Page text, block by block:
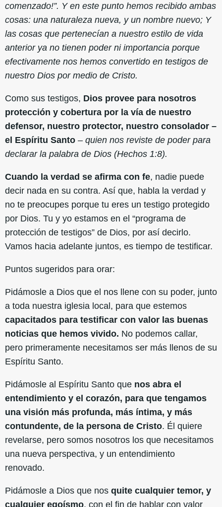
comenzado!”. Y en este punto hemos recibido ambas
cosas: una naturaleza nueva, y un nombre nuevo; Y
las cosas que pertenecían a nuestro estilo de vida
anterior ya no tienen poder ni importancia porque
efectivamente nos hemos convertido en testigos de
nuestro Dios por medio de Cristo.
Como sus testigos, Dios provee para nosotros
protección y cobertura por la vía de nuestro
defensor, nuestro protector, nuestro consolador –
el Espíritu Santo – quien nos reviste de poder para
declarar la palabra de Dios (Hechos 1:8).
Cuando la verdad se afirma con fe, nadie puede
decir nada en su contra. Así que, habla la verdad y
no te preocupes porque tu eres un testigo protegido
por Dios. Tu y yo estamos en el “programa de
protección de testigos” de Dios, por así decirlo.
Vamos hacia adelante juntos, es tiempo de testificar.
Puntos sugeridos para orar:
Pidámosle a Dios que el nos llene con su poder, junto
a toda nuestra iglesia local, para que estemos
capacitados para testificar con valor las buenas
noticias que hemos vivido. No podemos callar,
pero primeramente necesitamos ser más llenos de su
Espíritu Santo.
Pidámosle al Espíritu Santo que nos abra el
entendimiento y el corazón, para que tengamos
una visión más profunda, más íntima, y más
contundente, de la persona de Cristo. Él quiere
revelarse, pero somos nosotros los que necesitamos
una nueva perspectiva, y un entendimiento
renovado.
Pidámosle a Dios que nos quite cualquier temor, y
cualquier egoísmo, con el fin de hablar con valor